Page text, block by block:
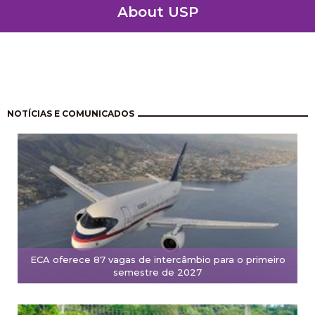
About USP
NOTÍCIAS E COMUNICADOS
ECA oferece 87 vagas de intercâmbio para o primeiro
semestre de 2027
Paginación